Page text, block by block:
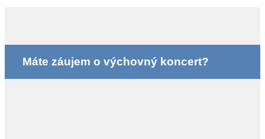
Máte záujem o výchovný koncert?